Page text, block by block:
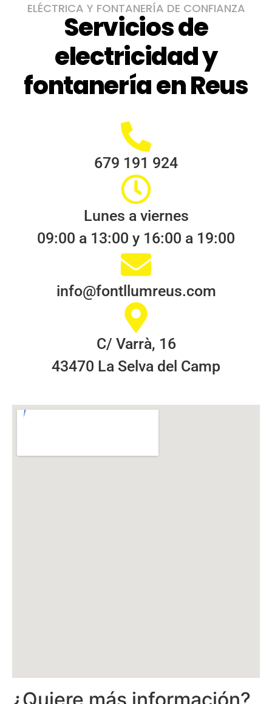
ELÉCTRICA Y FONTANERÍA DE CONFIANZA
Servicios de
electricidad y
fontanería en Reus
679 191 924
Lunes a viernes
09:00 a 13:00 y 16:00 a 19:00
info@fontllumreus.com
C/ Varrà, 16
43470 La Selva del Camp